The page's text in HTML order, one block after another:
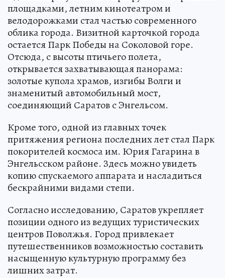
площадками, летним кинотеатром и
велодорожками стал частью современного
облика города. Визитной карточкой города
остается Парк Победы на Соколовой горе.
Отсюда, с высоты птичьего полета,
открывается захватывающая панорама:
золотые купола храмов, изгибы Волги и
знаменитый автомобильный мост,
соединяющий Саратов с Энгельсом.
Кроме того, одной из главных точек
притяжения региона последних лет стал Парк
покорителей космоса им. Юрия Гагарина в
Энгельсском районе. Здесь можно увидеть
копию спускаемого аппарата и насладиться
бескрайними видами степи.
Согласно исследованию, Саратов укрепляет
позиции одного из ведущих туристических
центров Поволжья. Город привлекает
путешественников возможностью составить
насыщенную культурную программу без
лишних затрат.